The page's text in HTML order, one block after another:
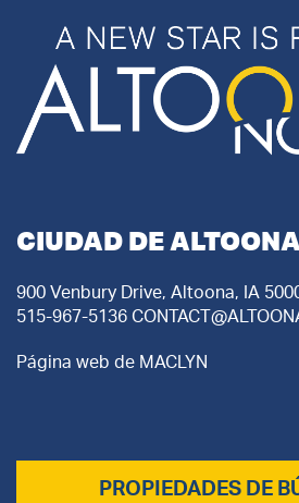
CIUDAD DE
900 Venbury Drive, Altoona, IA
515-967-5136
Página web de MACLYN
PROPIEDADES DE